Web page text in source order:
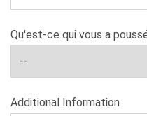
Qu'est-ce qui vous a
Additional Information